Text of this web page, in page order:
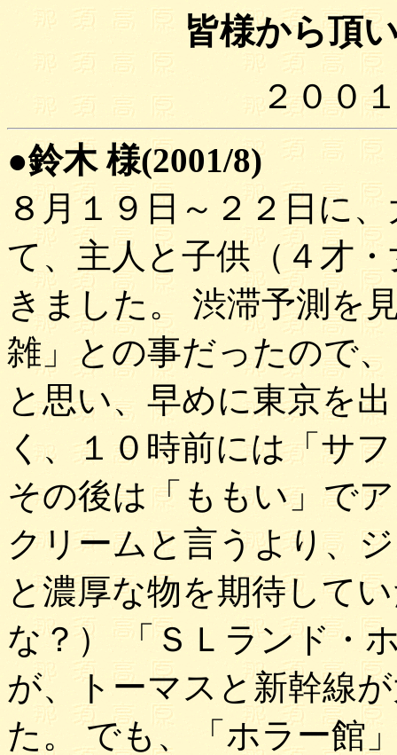
皆様から頂
２００
●鈴木 様(2001/8)
８月１９日～２２日に
て、主人と子供（４才
きました。 渋滞予測を
雑」との事だったので
と思い、早めに東京を
く、１０時前には「サ
その後は「ももい」で
クリームと言うより、
と濃厚な物を期待して
な？） 「ＳＬランド・
が、トーマスと新幹線
た。 でも、「ホラー館